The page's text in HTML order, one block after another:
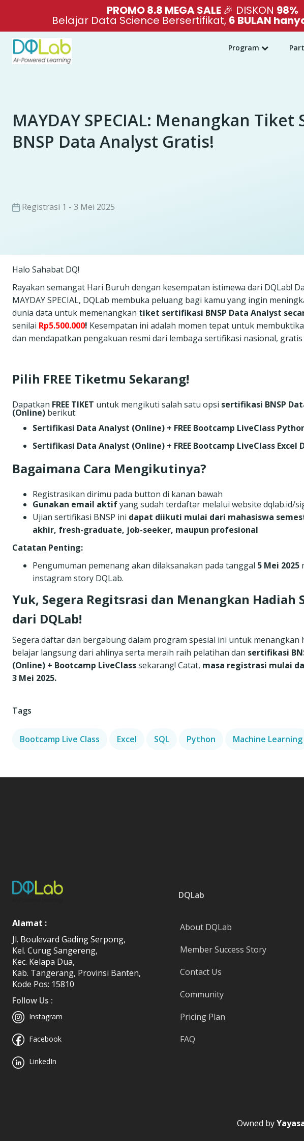
PROMO 8.8 MEGA SALE 🎉 DISKON 98%
Belajar Data Science Bersertifikat, 6 BULAN
Program
MAYDAY SPECIAL: Menangkan
BNSP Data Analyst Gratis!
Registrasi 1 - 3 Mei 2025
Halo Sahabat DQ!
Rayakan semangat Hari Buruh dengan kesempatan istimewa dari DQLab!
MAYDAY SPECIAL, DQLab membuka peluang bagi kamu yang ingin
dunia data untuk memenangkan tiket sertifikasi BNSP Data Analyst
senilai Rp5.500.000! Kesempatan ini adalah momen tepat untuk
dan mendapatkan pengakuan resmi dari lembaga sertifikasi nasional, gratis
Pilih FREE Tiketmu Sekarang!
Dapatkan FREE TIKET untuk mengikuti salah satu opsi sertifikasi BNSP
(Online)berikut:
Sertifikasi Data Analyst (Online) + FREE Bootcamp LiveClass
Sertifikasi Data Analyst (Online) + FREE Bootcamp LiveClass Excel
Bagaimana Cara Mengikutinya?
Registrasikan dirimu pada button di kanan bawah
Gunakan email aktifyang sudah terdaftar melalui website dqlab.id/
Ujian sertifikasi BNSP ini dapat diikuti mulai dari mahasiswa
akhir, fresh-graduate, job-seeker, maupun profesional
Catatan Penting:
Pengumuman pemenang akan dilaksanakan pada tanggal 5 Mei 2025
instagram story DQLab.
Yuk, Segera Regitsrasi dan Menangkan Hadiah
dari DQLab!
Segera daftar dan bergabung dalam program spesial ini untuk menangkan
belajar langsung dari ahlinya serta meraih raih pelatihan dan sertifikasi
(Online)+ Bootcamp LiveClasssekarang! Catat, masa registrasi mulai
3 Mei 2025.
Tags
Bootcamp Live Class Excel SQL Python Machine Learning
Alamat :
Jl. Boulevard Gading Serpong,
Kel. Curug Sangereng,
Kec. Kelapa Dua,
Kab. Tangerang, Provinsi Banten,
Kode Pos: 15810
Follow Us :
Instagram
Facebook
LinkedIn
DQLab
About DQLab
Member Success Story
Contact Us
Community
Pricing Plan
FAQ
Owned by